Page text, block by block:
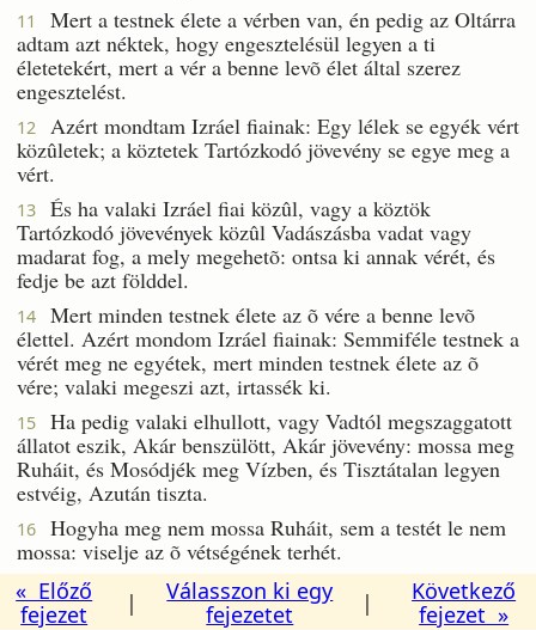
11
Mert a testnek élete a vérben van, én pedig az Oltárra
adtam azt néktek, hogy engesztelésül legyen a ti
életetekért, mert a vér a benne levõ élet által szerez
engesztelést.
12
Azért mondtam Izráel fiainak: Egy lélek se egyék vért
közûletek; a köztetek Tartózkodó jövevény se egye meg a
vért.
13
És ha valaki Izráel fiai közûl, vagy a köztök
Tartózkodó jövevények közûl Vadászásba vadat vagy
madarat fog, a mely megehetõ: ontsa ki annak vérét, és
fedje be azt földdel.
14
Mert minden testnek élete az õ vére a benne levõ
élettel. Azért mondom Izráel fiainak: Semmiféle testnek a
vérét meg ne egyétek, mert minden testnek élete az õ
vére; valaki megeszi azt, irtassék ki.
15
Ha pedig valaki elhullott, vagy Vadtól megszaggatott
állatot eszik, Akár benszülött, Akár jövevény: mossa meg
Ruháit, és Mosódjék meg Vízben, és Tisztátalan legyen
estvéig, Azután tiszta.
16
Hogyha meg nem mossa Ruháit, sem a testét le nem
mossa: viselje az õ vétségének terhét.
« Előző
fejezet
|
Válasszon ki egy
fejezetet
|
Következő
fejezet »